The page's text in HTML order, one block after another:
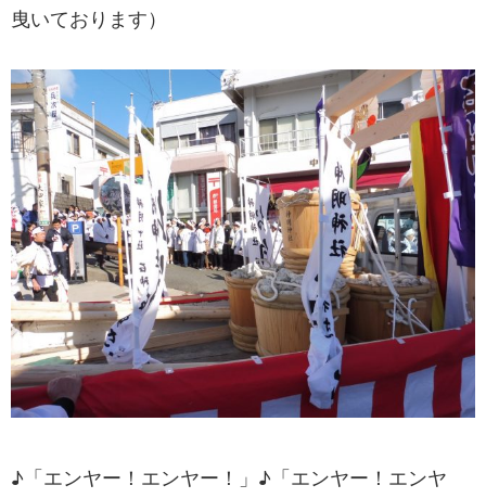
曳いております）
♪「エンヤー！エンヤー！」♪「エンヤー！エンヤ